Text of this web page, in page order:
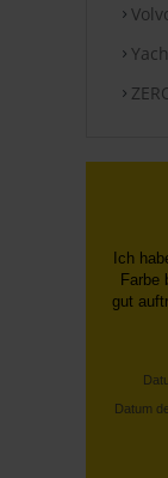
Ich
Farbe
gut
Datum